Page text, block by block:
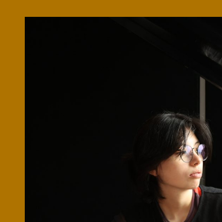
Universidad de los Andes | Vigilada
jurídica: Resolución 28 del 23 de febrero